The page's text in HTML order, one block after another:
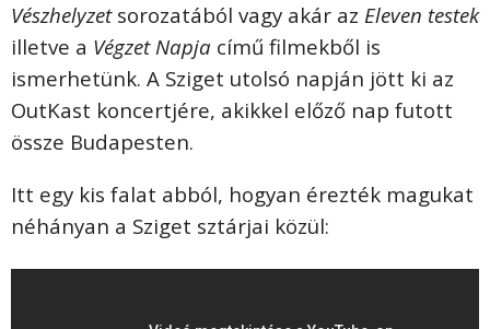
Vészhelyzetsorozatából vagy akár az Eleven testek
illetve a Végzet Napja című filmekből is
ismerhetünk. A Sziget utolsó napján jött ki az
OutKast koncertjére, akikkel előző nap futott
össze Budapesten.
Itt egy kis falat abból, hogyan érezték magukat
néhányan a Sziget sztárjai közül: